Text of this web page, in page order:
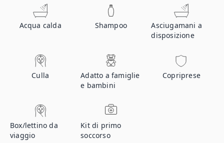
Acqua calda Shampoo
Asciugamani a
disposizione
Culla
Adatto a famiglie
e bambini
Copriprese
Box/lettino da
viaggio
Kit di primo
soccorso